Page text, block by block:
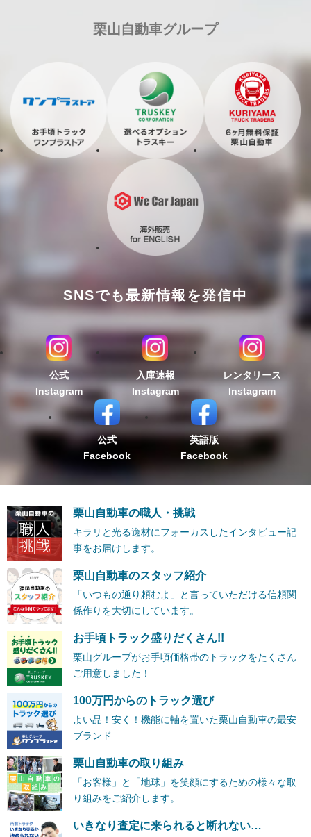
栗山自動車グループ
SNSでも最新情報を発信中
公式
Instagram
入庫速報
Instagram
レンタリース
Instagram
公式
Facebook
英語版
Facebook
栗山自動車の職人・挑戦
キラリと光る逸材にフォーカスしたインタビュー記
事をお届けします。
栗山自動車のスタッフ紹介
「いつもの通り頼むよ」と言っていただける信頼関
係作りを大切にしています。
お手頃トラック盛りだくさん!!
栗山グループがお手頃価格帯のトラックをたくさん
ご用意しました！
100万円からのトラック選び
よい品！安く！機能に軸を置いた栗山自動車の最安
ブランド
栗山自動車の取り組み
「お客様」と「地球」を笑顔にするための様々な取
り組みをご紹介します。
いきなり査定に来られると断れない…